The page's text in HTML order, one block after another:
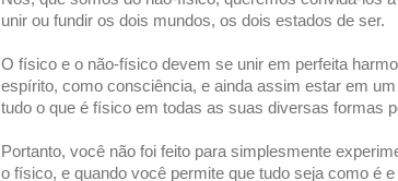
unir ou fundir os dois mundos, os dois estados de ser.
O físico e o não-físico devem se unir em perfeita
espírito, como consciência, e ainda assim estar em
tudo o que é físico em todas as suas diversas formas
Portanto, você não foi feito para simplesmente
o físico, e quando você permite que tudo seja como é